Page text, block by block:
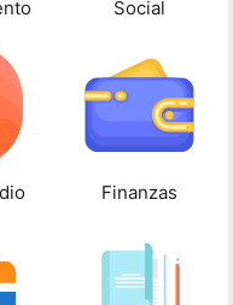
Social
Finanzas